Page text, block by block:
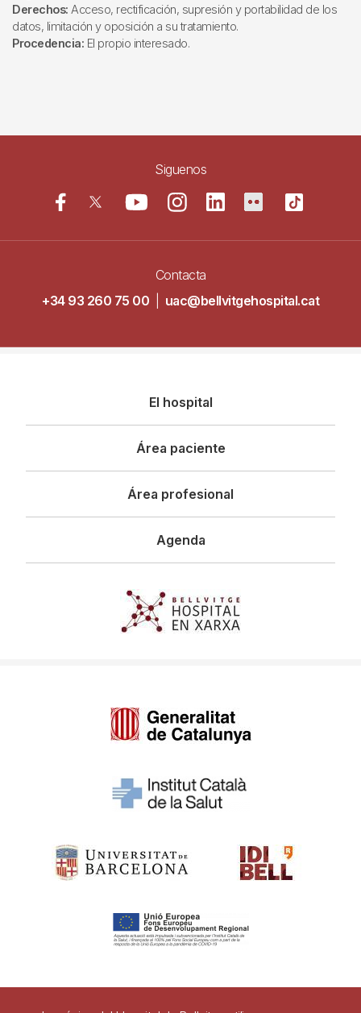
Derechos: Acceso, rectificación, supresión y portabilidad de los
datos, limitación y oposición a su tratamiento.
Procedencia: El propio interesado.
Siguenos
Contacta
+34 93 260 75 00
uac@bellvitgehospital.cat
principal
El hospital
Área paciente
Área profesional
Agenda